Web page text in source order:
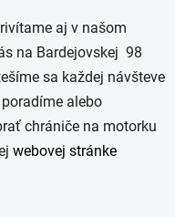
aj v našom
na Bardejovskej 98
sa každej návšteve
alebo
chrániče na motorku
webovej stránke